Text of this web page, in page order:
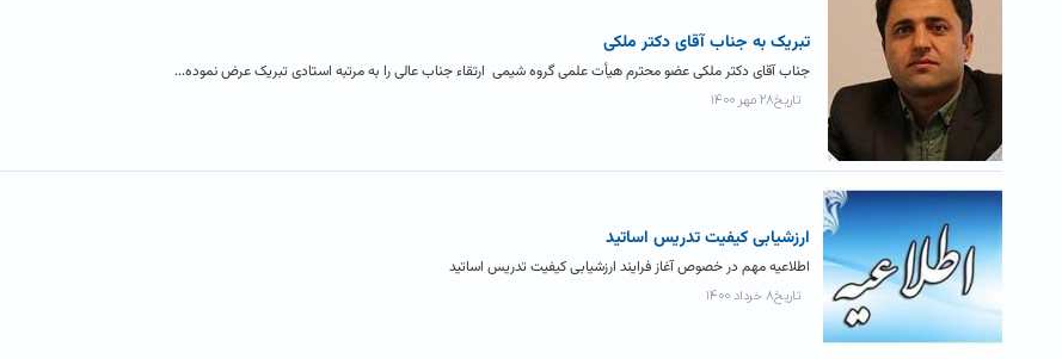
تبریک به جناب آقای دکتر ملکی
جناب آقای دکتر ملکی عضو محترم هیأت علمی گروه شیمی ارتقاء جناب عالی را به مرتبه استادی تبریک عرض نموده...
تاریخ۲۸ مهر ۱۴۰۰
ارزشیابی کیفیت تدریس اساتید
اطلاعیه مهم در خصوص آغاز فرایند ارزشیابی کیفیت تدریس اساتید
تاریخ۸ خرداد ۱۴۰۰